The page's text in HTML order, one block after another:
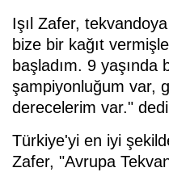
Işıl Zafer,
bize bir kağıt
başladım. 9
şampiyonluğum var,
derecelerim var."
Türkiye'yi en iyi
Zafer, "Avrupa